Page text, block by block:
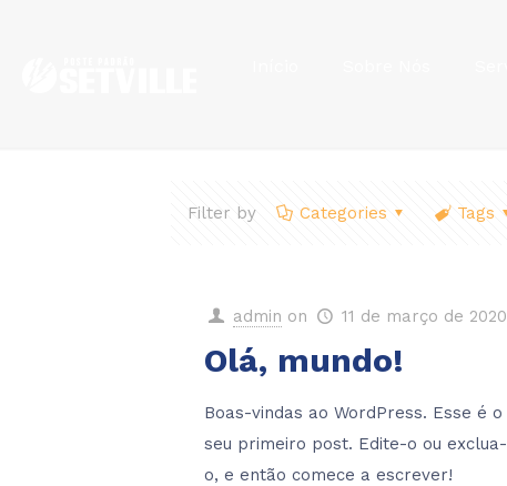
Filter by Categories Tags
admin on 11 de março de 2020
Olá, mundo!
Boas-vindas ao WordPress. Esse é o
seu primeiro post. Edite-o ou exclua-
o, e então comece a escrever!